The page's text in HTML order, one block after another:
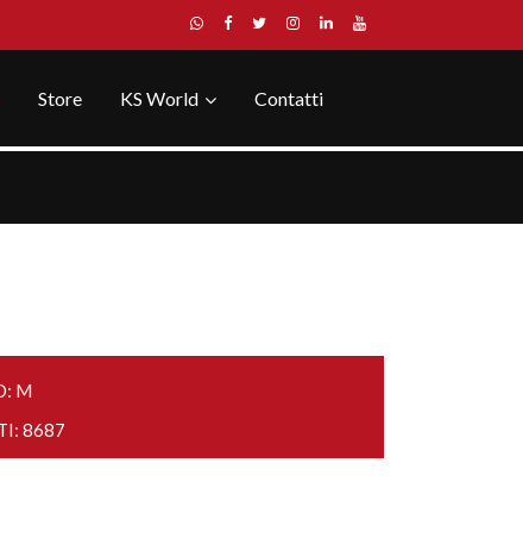
Store KS World Contatti
M
8687